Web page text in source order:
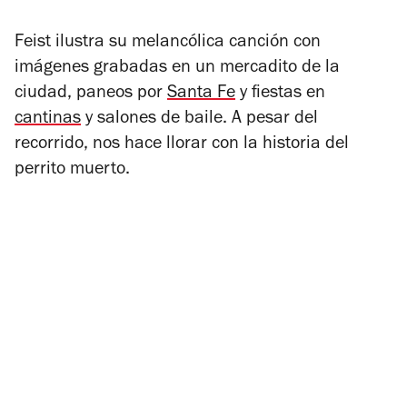
Feist ilustra su melancólica canción con
imágenes grabadas en un mercadito de la
ciudad, paneos por Santa Fe y fiestas en
cantinas y salones de baile. A pesar del
recorrido, nos hace llorar con la historia del
perrito muerto.